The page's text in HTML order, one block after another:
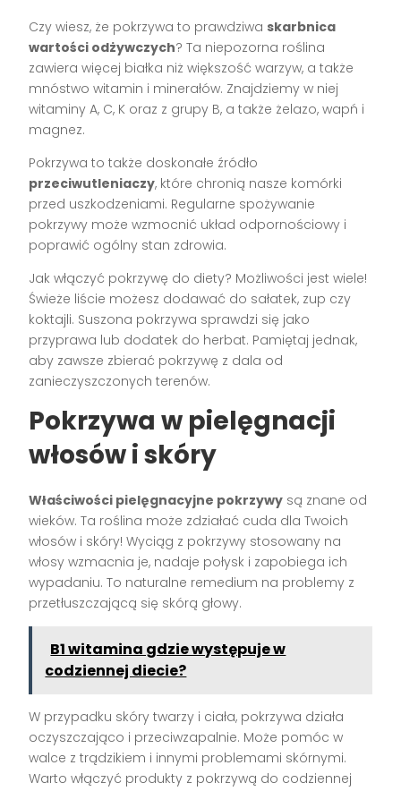
Czy wiesz, że pokrzywa to prawdziwa skarbnica
wartości odżywczych? Ta niepozorna roślina
zawiera więcej białka niż większość warzyw, a także
mnóstwo witamin i minerałów. Znajdziemy w niej
witaminy A, C, K oraz z grupy B, a także żelazo, wapń i
magnez.
Pokrzywa to także doskonałe źródło
przeciwutleniaczy, które chronią nasze komórki
przed uszkodzeniami. Regularne spożywanie
pokrzywy może wzmocnić układ odpornościowy i
poprawić ogólny stan zdrowia.
Jak włączyć pokrzywę do diety? Możliwości jest wiele!
Świeże liście możesz dodawać do sałatek, zup czy
koktajli. Suszona pokrzywa sprawdzi się jako
przyprawa lub dodatek do herbat. Pamiętaj jednak,
aby zawsze zbierać pokrzywę z dala od
zanieczyszczonych terenów.
Pokrzywa w pielęgnacji
włosów i skóry
Właściwości pielęgnacyjne pokrzywy są znane od
wieków. Ta roślina może zdziałać cuda dla Twoich
włosów i skóry! Wyciąg z pokrzywy stosowany na
włosy wzmacnia je, nadaje połysk i zapobiega ich
wypadaniu. To naturalne remedium na problemy z
przetłuszczającą się skórą głowy.
B1 witamina gdzie występuje w
codziennej diecie?
W przypadku skóry twarzy i ciała, pokrzywa działa
oczyszczająco i przeciwzapalnie. Może pomóc w
walce z trądzikiem i innymi problemami skórnymi.
Warto włączyć produkty z pokrzywą do codziennej